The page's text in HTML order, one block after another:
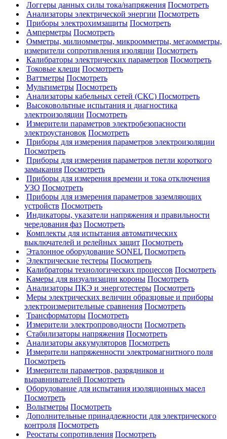
Логгеры данных силы тока/напряжения Посмотреть
Анализаторы электрической энергии Посмотреть
Приборы электрохимзащиты Посмотреть
Амперметры Посмотреть
Омметры, милиомметры, микроомметры, мегаомметры,
измерители сопротивления изоляции Посмотреть
Калибраторы электрических параметров Посмотреть
Токовые клещи Посмотреть
Ваттметры Посмотреть
Мультиметры Посмотреть
Анализаторы кабельных сетей (СКС) Посмотреть
Высоковольтные испытания и диагностика
электроизоляции Посмотреть
Измерители параметров электробезопасности
электроустановок Посмотреть
Приборы для измерения параметров электроизоляции
Посмотреть
Приборы для измерения параметров петли короткого
замыкания Посмотреть
Приборы для измерения времени и тока отключения
УЗО Посмотреть
Приборы для измерения параметров заземляющих
устройств Посмотреть
Индикаторы, указатели напряжения и правильности
чередования фаз Посмотреть
Комплекты для испытания автоматических
выключателей и релейных защит Посмотреть
Эталонное оборудование SONEL Посмотреть
Электрические тестеры Посмотреть
Калибраторы технологических процессов Посмотреть
Камеры для визуализации короны Посмотреть
Анализаторы ПКЭ и энерготестеры Посмотреть
Меры электрических величин образцовые и приборы
электроизмерительные сравнения Посмотреть
Трансформаторы Посмотреть
Измерители электропроводности Посмотреть
Стабилизаторы напряжения Посмотреть
Анализаторы аккумуляторов Посмотреть
Измерители напряженности электромагнитного поля
Посмотреть
Измерители параметров, разрядников и
выравнивателей Посмотреть
Оборудование для испытания изоляционных масел
Посмотреть
Вольтметры Посмотреть
Дополнительные принадлежности для электрического
контроля Посмотреть
Реостаты сопротивления Посмотреть